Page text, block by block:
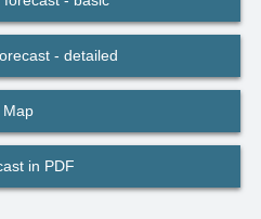
- detailed
Map
in PDF